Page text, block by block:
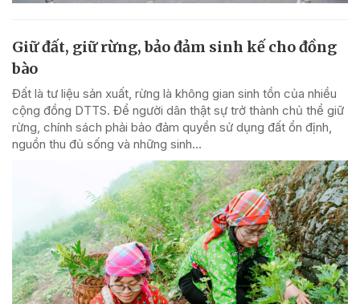
Giữ đất, giữ rừng, bảo đảm sinh kế cho đồng
bào
Đất là tư liệu sản xuất, rừng là không gian sinh tồn của nhiều
cộng đồng DTTS. Để người dân thật sự trở thành chủ thể giữ
rừng, chính sách phải bảo đảm quyền sử dụng đất ổn định,
nguồn thu đủ sống và những sinh...